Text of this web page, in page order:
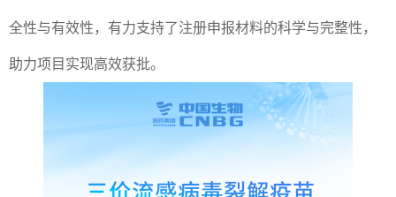
全性与有效性，有力支持了注册申报材料的科学与完整性，
助力项目实现高效获批。